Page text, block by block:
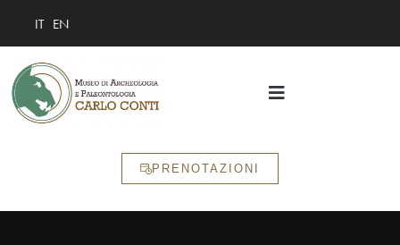
IT EN
PRENOTAZIONI